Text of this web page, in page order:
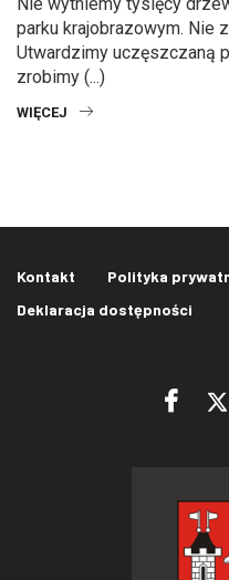
parku krajobrazowym. Nie
Utwardzimy uczęszczaną
zrobimy (...)
WIĘCEJ
Kontakt Polityka
Deklaracja dostępności